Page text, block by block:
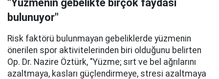
"Yüzmenin gebelikte birçok faydası
bulunuyor"
Risk faktörü bulunmayan gebeliklerde yüzmenin
önerilen spor aktivitelerinden biri olduğunu belirten
Op. Dr. Nazire Öztürk, "Yüzme; sırt ve bel ağrılarını
azaltmaya, kasları güçlendirmeye, stresi azaltmaya